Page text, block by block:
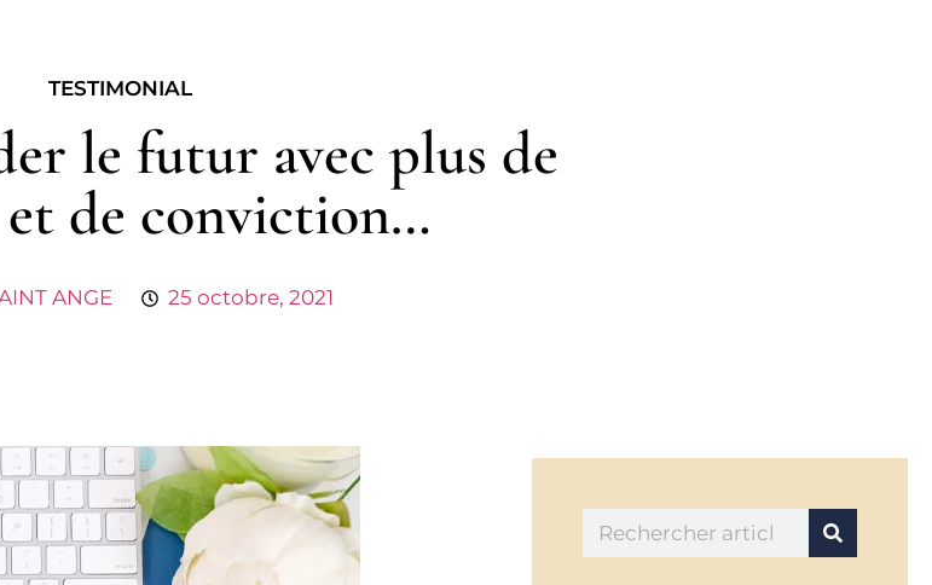
TESTIMONIAL
le futur avec plus de
de conviction…
ANGE 25 octobre, 2021